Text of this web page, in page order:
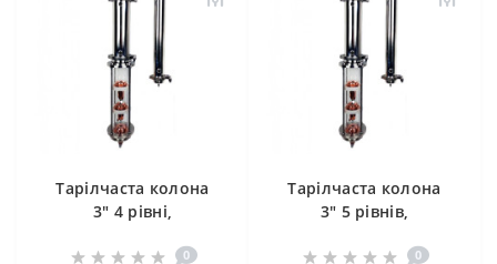
Тарілчаста колона
3" 4 рівні,
холодильник0
Тарілчаста колона
3" 5 рівнів,
холодильник0